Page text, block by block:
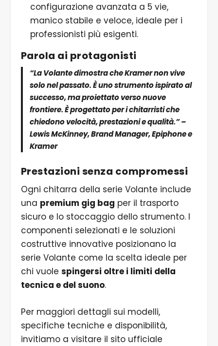
configurazione avanzata a 5 vie,
manico stabile e veloce, ideale per i
professionisti più esigenti.
Parola ai protagonisti
“La Volante dimostra che Kramer non vive
solo nel passato. È uno strumento ispirato al
successo, ma proiettato verso nuove
frontiere. È progettato per i chitarristi che
chiedono velocità, prestazioni e qualità.” –
Lewis McKinney, Brand Manager, Epiphone e
Kramer
Prestazioni senza compromessi
Ogni chitarra della serie Volante include
una premium gig bag per il trasporto
sicuro e lo stoccaggio dello strumento. I
componenti selezionati e le soluzioni
costruttive innovative posizionano la
serie Volante come la scelta ideale per
chi vuole spingersi oltre i limiti della
tecnica e del suono.
Per maggiori dettagli sui modelli,
specifiche tecniche e disponibilità,
invitiamo a visitare il sito ufficiale